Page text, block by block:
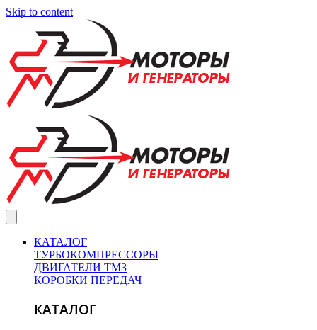
Skip to content
КАТАЛОГ
ТУРБОКОМПРЕССОРЫ
ДВИГАТЕЛИ ТМЗ
КОРОБКИ ПЕРЕДАЧ
КАТАЛОГ